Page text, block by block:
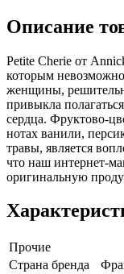
Описание
Petite Cherie от
которым
женщины,
привыкла
сердца. Фруктово-
нотах ванили,
травы, является
что наш интернет-
оригинальную
Прочие
Страна бренда